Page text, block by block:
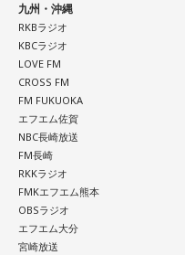
九州・沖縄
RKBラジオ
KBCラジオ
LOVE FM
CROSS FM
FM FUKUOKA
エフエム佐賀
NBC長崎放送
FM長崎
RKKラジオ
FMKエフエム熊本
OBSラジオ
エフエム大分
宮崎放送